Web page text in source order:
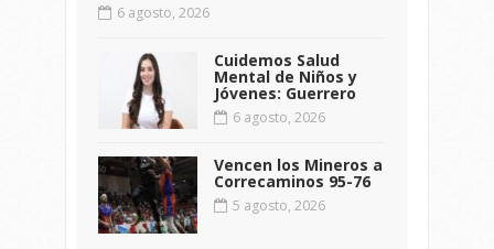
6 agosto, 2026
Cuidemos Salud
Mental de Niños y
Jóvenes: Guerrero
6 agosto, 2026
Vencen los Mineros a
Correcaminos 95-76
5 agosto, 2026